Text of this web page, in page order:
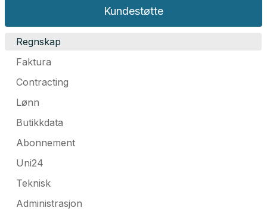
Kundestøtte
Regnskap
Faktura
Contracting
Lønn
Butikkdata
Abonnement
Uni24
Teknisk
Administrasjon